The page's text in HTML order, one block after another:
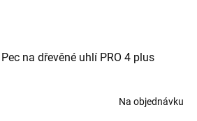
Pec na dřevěné uhlí PRO 4 plus
Na objednávku